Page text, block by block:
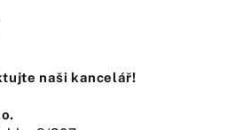
kteří v otázce trvanlivosti
masivních usní – proč
naši kancelář!